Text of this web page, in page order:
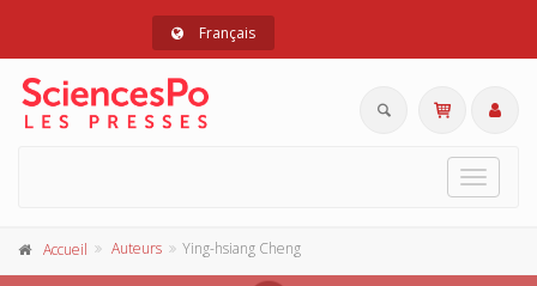
Français
Toggle
Accueil Auteurs Ying-hsiang Cheng